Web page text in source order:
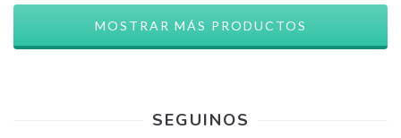
MOSTRAR MÁS PRODUCTOS
SEGUINOS